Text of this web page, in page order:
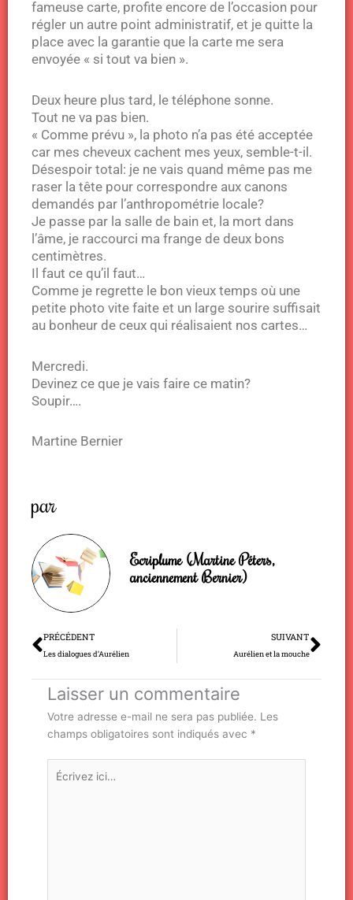
fameuse carte, profite encore de l’occasion pour
régler un autre point administratif, et je quitte la
place avec la garantie que la carte me sera
envoyée « si tout va bien ».
Deux heure plus tard, le téléphone sonne.
Tout ne va pas bien.
« Comme prévu », la photo n’a pas été acceptée
car mes cheveux cachent mes yeux, semble-t-il.
Désespoir total: je ne vais quand même pas me
raser la tête pour correspondre aux canons
demandés par l’anthropométrie locale?
Je passe par la salle de bain et, la mort dans
l’âme, je raccourci ma frange de deux bons
centimètres.
Il faut ce qu’il faut…
Comme je regrette le bon vieux temps où une
petite photo vite faite et un large sourire suffisait
au bonheur de ceux qui réalisaient nos cartes…
Mercredi.
Devinez ce que je vais faire ce matin?
Soupir….
Martine Bernier
par
Ecriplume (Martine Péters,
anciennement Bernier)
Précédent
PRÉCÉDENT
Les dialogues d’Aurélien
SUIVANT
Aurélien et la mouche
Laisser un commentaire
Votre adresse e-mail ne sera pas publiée. Les
champs obligatoires sont indiqués avec *
Écrivez
ici…